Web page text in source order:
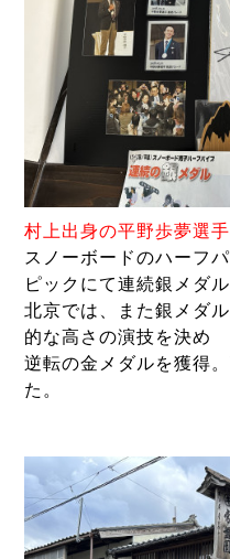
村上出身の平野歩夢選
スノーボードのハーフ
ピックにて連続銀メダル
北京では、また銀メダ
的な高さの演技を決め
逆転の金メダルを獲得
た。